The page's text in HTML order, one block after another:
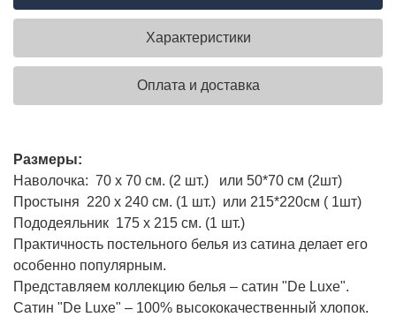
Характеристики
Оплата и доставка
Размеры:
Наволочка: 70 х 70 см. (2 шт.) или 50*70 см (2шт)
Простыня 220 х 240 см. (1 шт.) или 215*220см ( 1шт)
Пододеяльник 175 х 215 см. (1 шт.)
Практичность постельного белья из сатина делает его
особенно популярным.
Представляем коллекцию белья – сатин "De Luxe".
Сатин "De Luxe" – 100% высококачественный хлопок.